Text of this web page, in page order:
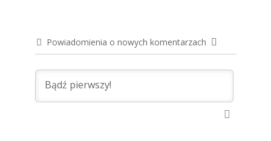
Powiadomienia o nowych komentarzach